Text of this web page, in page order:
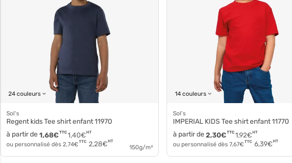
24 couleurs
Sol's
Regent kids Tee shirt enfant 11970
à partir de
1,40€HT
1,68€ TTC
ou personnalisé dès 2,74€ TTC 2,28€HT
150g/m²
14 couleurs
Sol's
IMPERIAL KIDS Tee shirt enfant 11770
à partir de
1,92€HT
2,30€ TTC
ou personnalisé dès 7,67€ TTC 6,39€HT